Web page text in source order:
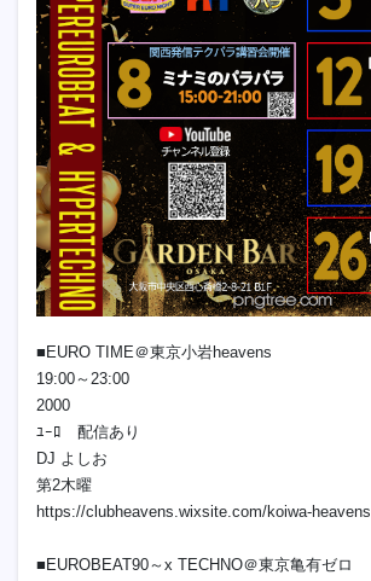
■EURO TIME＠東京小岩heavens
19:00～23:00
2000
ﾕｰﾛ 配信あり
DJ よしお
第2木曜
https://clubheavens.wixsite.com/koiwa-heavens
■EUROBEAT90～x TECHNO＠東京亀有ゼロ